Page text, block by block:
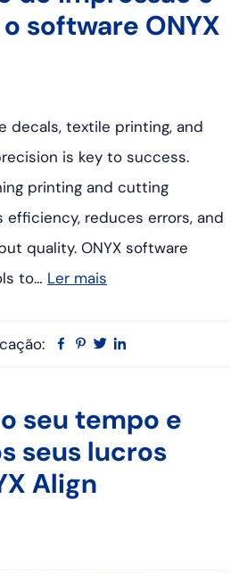
software ONYX
decals, textile printing, and
is key to success.
printing and cutting
efficiency, reduces errors, and
quality. ONYX software
to… Ler mais
Facebook
Pinterest
Twitter
seu tempo e
seus lucros
Align